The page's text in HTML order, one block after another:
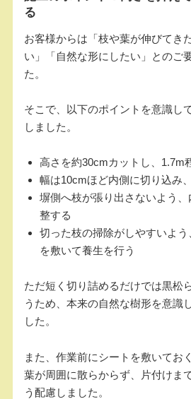
る
お客様からは「枝や葉が伸びてき
い」「自然な形にしたい」とのご
た。
そこで、以下のポイントを意識し
しました。
高さを約30cmカットし、1.7m
幅は10cmほど内側に切り込み
塀側へ枝が張り出さないよう
整する
切った枝の掃除がしやすいよう
を敷いて養生を行う
ただ短く切り詰めるだけでは黒松
うため、本来の自然な樹形を意識
した。
また、作業前にシートを敷いてお
葉が周囲に散らからず、片付けま
う配慮しました。